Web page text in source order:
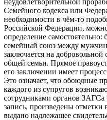
Семейного кодекса или
необходимости в чём-то
Российской Федерации,
определение самостоятельно:
семейный союз между
заключается на
общей семьи. Прямое
его заключении имеет
Это означает, что обоюдные
каждого из супругов
сотрудниками органов ЗАГСа
запись, произведены
выдано надлежащее